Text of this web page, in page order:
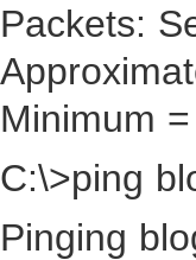
Packets:
Minimum
C:\>ping
Pinging